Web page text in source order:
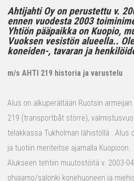
Ahtijahti Oy on perustettu v.
ennen vuodesta 2003
Yhtiön pääpaikka on Kuopio,
Vuoksen vesistön alueella..
koneiden-, tavaran ja
m/s AHTI 219 historia ja varustelu
Alus on alkuperältään Ruotsin
219 (transportbåt större),
telakkassa Tukholman lähistöllä . Alus
ja tuotiin meriteitse ajamalla Kuopioon.
Alukseen tehtiin muutostöitä v. 2003-
ohjaamo/salonki konehuoneen ja